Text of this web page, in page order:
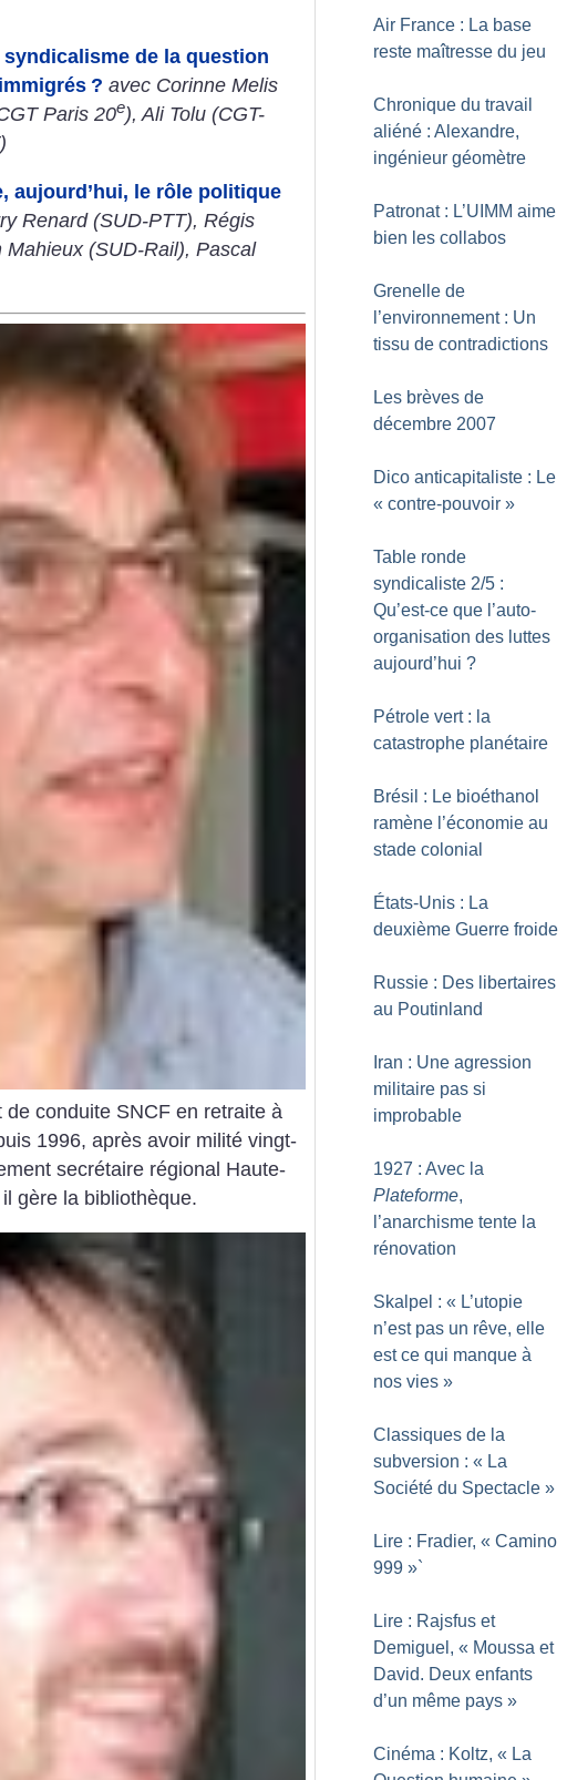
de la question
? avec Corinne Melis
Paris 20e), Ali Tolu (CGT-
aujourd’hui, le rôle politique
Renard (SUD-PTT), Régis
(SUD-Rail), Pascal
de conduite SNCF en retraite à
1996, après avoir milité vingt-
secrétaire régional Haute-
gère la bibliothèque.
Air France : La base
reste maîtresse du jeu
Chronique du travail
aliéné : Alexandre,
ingénieur géomètre
Patronat : L’UIMM aime
bien les collabos
Grenelle de
l’environnement : Un
tissu de contradictions
Les brèves de
décembre 2007
Dico anticapitaliste : Le
« contre-pouvoir »
Table ronde
syndicaliste 2/5 :
Qu’est-ce que l’auto-
organisation des luttes
aujourd’hui ?
Pétrole vert : la
catastrophe planétaire
Brésil : Le bioéthanol
ramène l’économie au
stade colonial
États-Unis : La
deuxième Guerre froide
Russie : Des libertaires
au Poutinland
Iran : Une agression
militaire pas si
improbable
1927 : Avec la
Plateforme,
l’anarchisme tente la
rénovation
Skalpel : « L’utopie
n’est pas un rêve, elle
est ce qui manque à
nos vies »
Classiques de la
subversion : « La
Société du Spectacle »
Lire : Fradier, « Camino
999 »`
Lire : Rajsfus et
Demiguel, « Moussa et
David. Deux enfants
d’un même pays »
Cinéma : Koltz, « La